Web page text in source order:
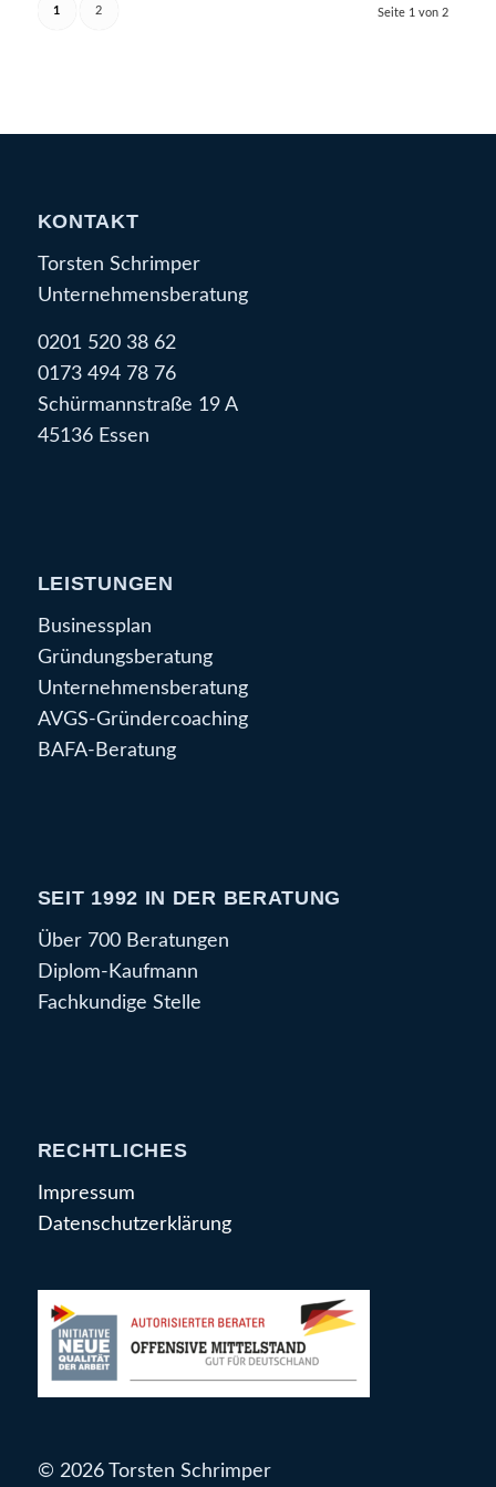
Seite 1 von 2
1 2
KONTAKT
Torsten Schrimper
Unternehmensberatung
0201 520 38 62
0173 494 78 76
Schürmannstraße 19 A
45136 Essen
LEISTUNGEN
Businessplan
Gründungsberatung
Unternehmensberatung
AVGS-Gründercoaching
BAFA-Beratung
SEIT 1992 IN DER BERATUNG
Über 700 Beratungen
Diplom-Kaufmann
Fachkundige Stelle
RECHTLICHES
Impressum
Datenschutzerklärung
© 2026 Torsten Schrimper